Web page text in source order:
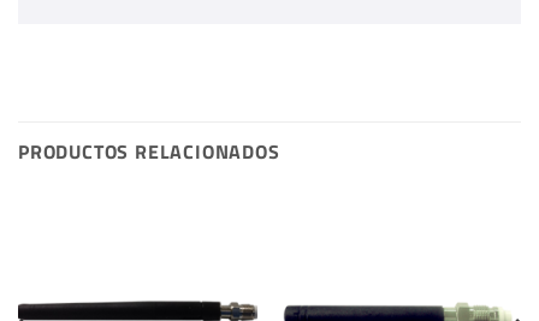
PRODUCTOS RELACIONADOS